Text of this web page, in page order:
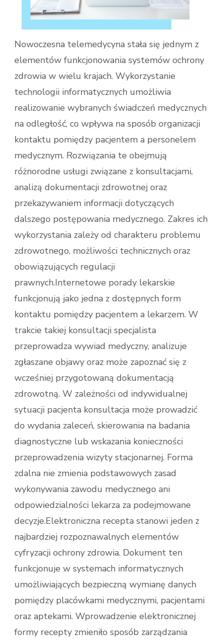
Nowoczesna telemedycyna stała się jednym z
elementów funkcjonowania systemów ochrony
zdrowia w wielu krajach. Wykorzystanie
technologii informatycznych umożliwia
realizowanie wybranych świadczeń medycznych
na odległość, co wpływa na sposób organizacji
kontaktu pomiędzy pacjentem a personelem
medycznym. Rozwiązania te obejmują
różnorodne usługi związane z konsultacjami,
analizą dokumentacji zdrowotnej oraz
przekazywaniem informacji dotyczących
dalszego postępowania medycznego. Zakres ich
wykorzystania zależy od charakteru problemu
zdrowotnego, możliwości technicznych oraz
obowiązujących regulacji
prawnych.Internetowe porady lekarskie
funkcjonują jako jedna z dostępnych form
kontaktu pomiędzy pacjentem a lekarzem. W
trakcie takiej konsultacji specjalista
przeprowadza wywiad medyczny, analizuje
zgłaszane objawy oraz może zapoznać się z
wcześniej przygotowaną dokumentacją
zdrowotną. W zależności od indywidualnej
sytuacji pacjenta konsultacja może prowadzić
do wydania zaleceń, skierowania na badania
diagnostyczne lub wskazania konieczności
przeprowadzenia wizyty stacjonarnej. Forma
zdalna nie zmienia podstawowych zasad
wykonywania zawodu medycznego ani
odpowiedzialności lekarza za podejmowane
decyzje.Elektroniczna recepta stanowi jeden z
najbardziej rozpoznawalnych elementów
cyfryzacji ochrony zdrowia. Dokument ten
funkcjonuje w systemach informatycznych
umożliwiających bezpieczną wymianę danych
pomiędzy placówkami medycznymi, pacjentami
oraz aptekami. Wprowadzenie elektronicznej
formy recepty zmieniło sposób zarządzania